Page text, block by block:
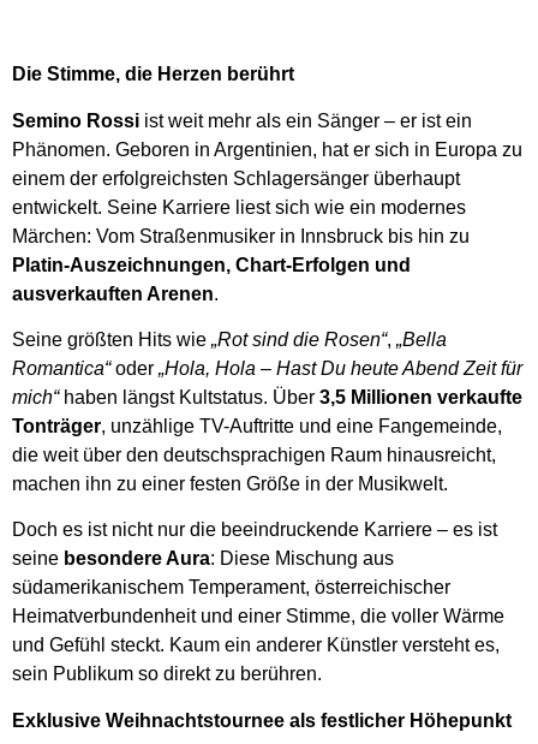
Die Stimme, die Herzen berührt
Semino Rossi ist weit mehr als ein Sänger – er ist ein
Phänomen. Geboren in Argentinien, hat er sich in Europa zu
einem der erfolgreichsten Schlagersänger überhaupt
entwickelt. Seine Karriere liest sich wie ein modernes
Märchen: Vom Straßenmusiker in Innsbruck bis hin zu
Platin-Auszeichnungen, Chart-Erfolgen und
ausverkauften Arenen.
Seine größten Hits wie „Rot sind die Rosen“, „Bella
Romantica“oder „Hola, Hola – Hast Du heute Abend Zeit für
mich“haben längst Kultstatus. Über 3,5 Millionen verkaufte
Tonträger, unzählige TV-Auftritte und eine Fangemeinde,
die weit über den deutschsprachigen Raum hinausreicht,
machen ihn zu einer festen Größe in der Musikwelt.
Doch es ist nicht nur die beeindruckende Karriere – es ist
seine besondere Aura: Diese Mischung aus
südamerikanischem Temperament, österreichischer
Heimatverbundenheit und einer Stimme, die voller Wärme
und Gefühl steckt. Kaum ein anderer Künstler versteht es,
sein Publikum so direkt zu berühren.
Exklusive Weihnachtstournee als festlicher Höhepunkt